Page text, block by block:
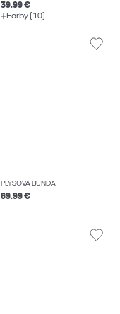
39.99 €
Farby (10)
PLYŠOVÁ BUNDA
69.99 €